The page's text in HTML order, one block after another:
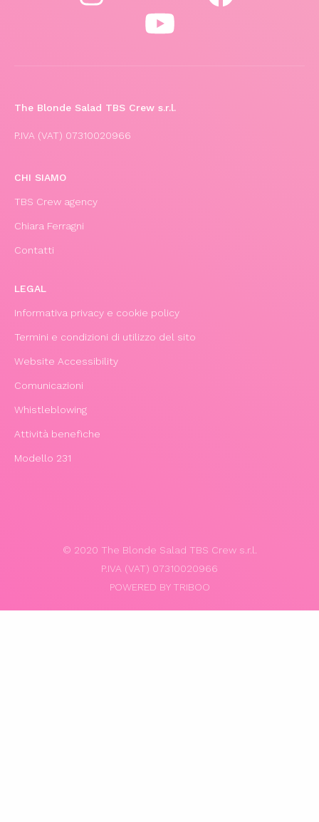
The Blonde Salad TBS Crew s.r.l.
P.IVA (VAT) 07310020966
CHI SIAMO
TBS Crew agency
Chiara Ferragni
Contatti
LEGAL
Informativa privacy e cookie policy
Termini e condizioni di utilizzo del sito
Website Accessibility
Comunicazioni
Whistleblowing
Attività benefiche
Modello 231
© 2020 The Blonde Salad TBS Crew s.r.l.
P.IVA (VAT) 07310020966
POWERED BY TRIBOO